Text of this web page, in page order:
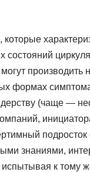
производить
формах
(чаще —
знаниями,
испытывая к тому